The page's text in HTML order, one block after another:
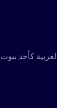
مجالات الخدمات التدريبية